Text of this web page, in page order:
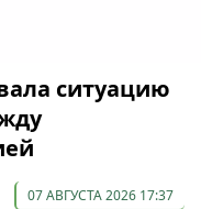
ситуацию
07 АВГУСТА 2026 17:37